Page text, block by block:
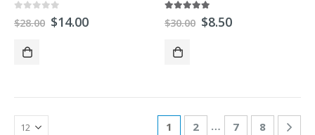
$28.00 $14.00 tsoa 5
$30.00 $8.50
1 2 … 7 8